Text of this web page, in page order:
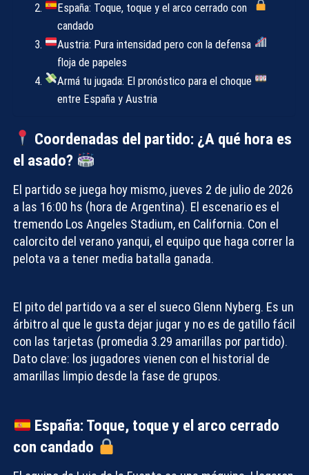
España: Toque, toque y el arco cerrado con
candado
Austria: Pura intensidad pero con la defensa
floja de papeles
Armá tu jugada: El pronóstico para el choque
entre España y Austria
Coordenadas del partido: ¿A qué hora es
el asado?
El partido se juega hoy mismo, jueves 2 de julio de 2026
a las 16:00 hs (hora de Argentina). El escenario es el
tremendo Los Angeles Stadium, en California. Con el
calorcito del verano yanqui, el equipo que haga correr la
pelota va a tener media batalla ganada.
El pito del partido va a ser el sueco Glenn Nyberg. Es un
árbitro al que le gusta dejar jugar y no es de gatillo fácil
con las tarjetas (promedia 3.29 amarillas por partido).
Dato clave: los jugadores vienen con el historial de
amarillas limpio desde la fase de grupos.
España: Toque, toque y el arco cerrado
con candado